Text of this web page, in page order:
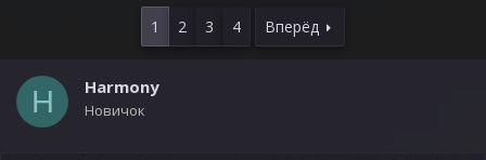
т
м
а
а
1 2 3 4 Вперёд
H Harmony
Новичок